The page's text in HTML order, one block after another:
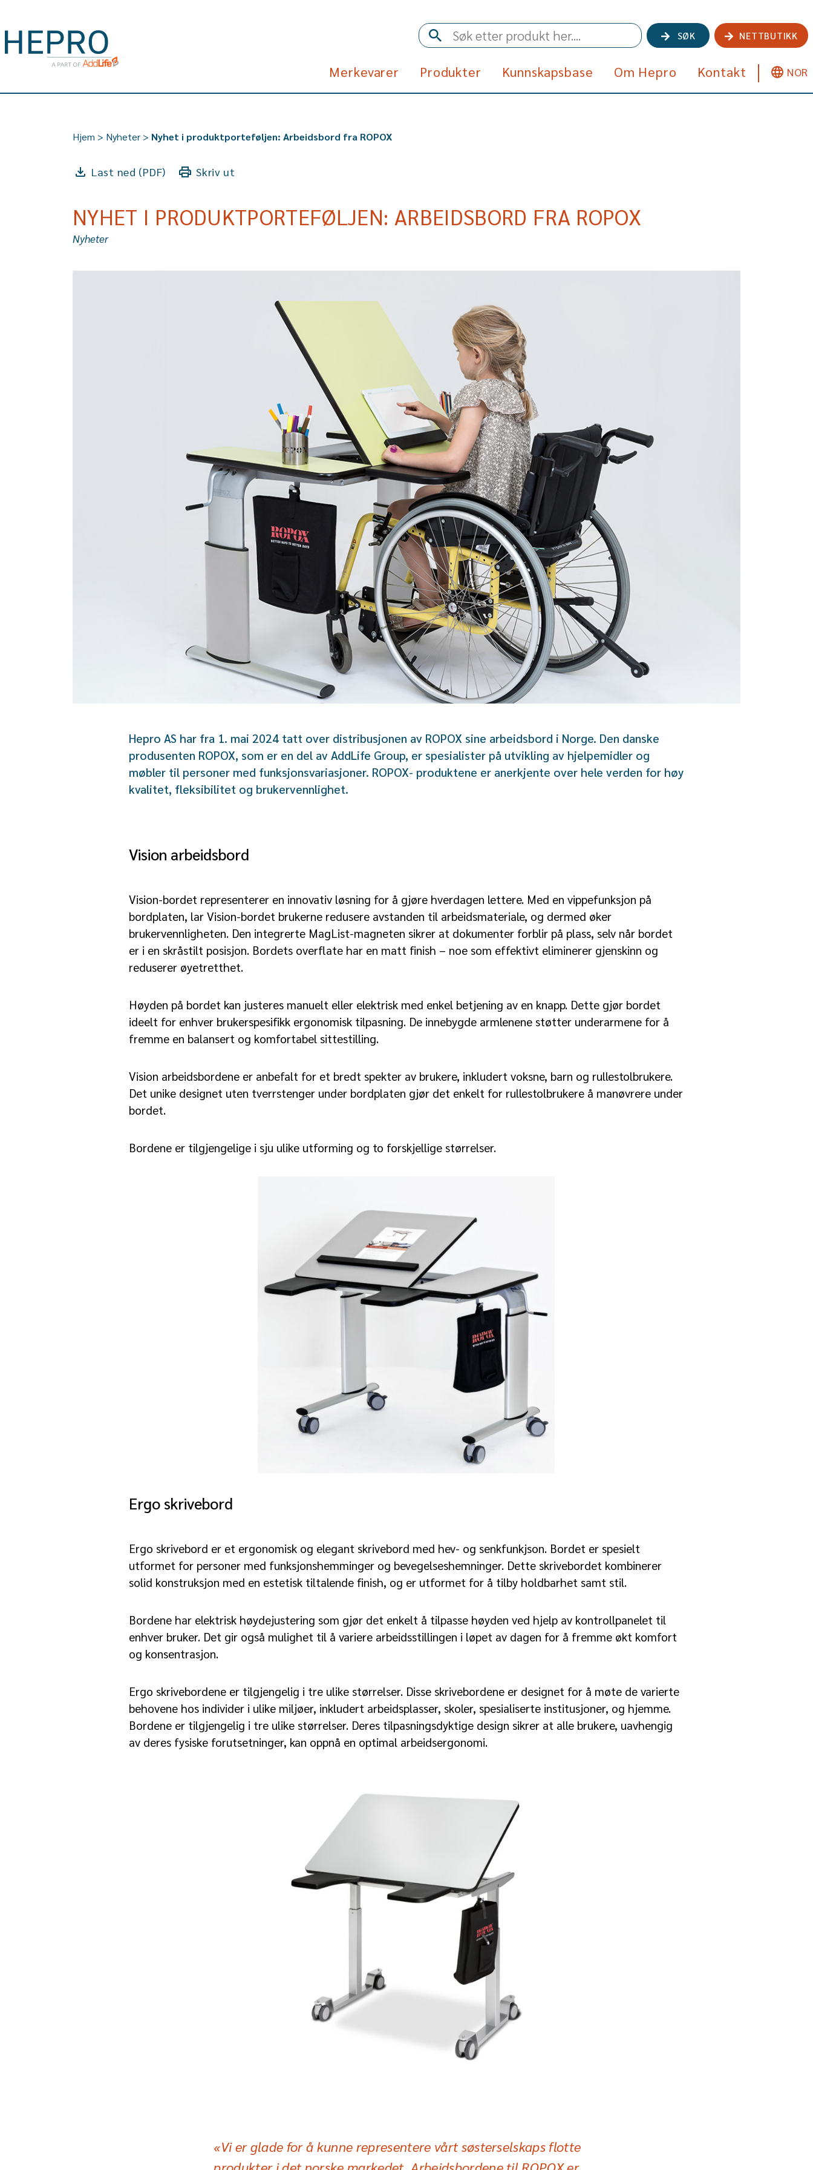
SØK NETTBUTIKK
Merkevarer Produkter Kunnskapsbase Om Hepro Kontakt NOR
Hjem > Nyheter > Nyhet i produktporteføljen: Arbeidsbord fra ROPOX
Last ned (PDF) Skriv ut
NYHET I PRODUKTPORTEFØLJEN: ARBEIDSBORD FRA ROPOX
Nyheter
Hepro AS har fra 1. mai 2024 tatt over distribusjonen av ROPOX sine arbeidsbord i Norge. Den danske
produsenten ROPOX, som er en del av AddLife Group, er spesialister på utvikling av hjelpemidler og
møbler til personer med funksjonsvariasjoner. ROPOX- produktene er anerkjente over hele verden for høy
kvalitet, fleksibilitet og brukervennlighet.
Vision arbeidsbord
Vision-bordet representerer en innovativ løsning for å gjøre hverdagen lettere. Med en vippefunksjon på
bordplaten, lar Vision-bordet brukerne redusere avstanden til arbeidsmateriale, og dermed øker
brukervennligheten. Den integrerte MagList-magneten sikrer at dokumenter forblir på plass, selv når bordet
er i en skråstilt posisjon. Bordets overflate har en matt finish – noe som effektivt eliminerer gjenskinn og
reduserer øyetretthet.
Høyden på bordet kan justeres manuelt eller elektrisk med enkel betjening av en knapp. Dette gjør bordet
ideelt for enhver brukerspesifikk ergonomisk tilpasning. De innebygde armlenene støtter underarmene for å
fremme en balansert og komfortabel sittestilling.
Vision arbeidsbordene er anbefalt for et bredt spekter av brukere, inkludert voksne, barn og rullestolbrukere.
Det unike designet uten tverrstenger under bordplaten gjør det enkelt for rullestolbrukere å manøvrere under
bordet.
Bordene er tilgjengelige i sju ulike utforming og to forskjellige størrelser.
Ergo skrivebord
Ergo skrivebord er et ergonomisk og elegant skrivebord med hev- og senkfunkjson. Bordet er spesielt
utformet for personer med funksjonshemminger og bevegelseshemninger. Dette skrivebordet kombinerer
solid konstruksjon med en estetisk tiltalende finish, og er utformet for å tilby holdbarhet samt stil.
Bordene har elektrisk høydejustering som gjør det enkelt å tilpasse høyden ved hjelp av kontrollpanelet til
enhver bruker. Det gir også mulighet til å variere arbeidsstillingen i løpet av dagen for å fremme økt komfort
og konsentrasjon.
Ergo skrivebordene er tilgjengelig i tre ulike størrelser. Disse skrivebordene er designet for å møte de varierte
behovene hos individer i ulike miljøer, inkludert arbeidsplasser, skoler, spesialiserte institusjoner, og hjemme.
Bordene er tilgjengelig i tre ulike størrelser. Deres tilpasningsdyktige design sikrer at alle brukere, uavhengig
av deres fysiske forutsetninger, kan oppnå en optimal arbeidsergonomi.
«Vi er glade for å kunne representere vårt søsterselskaps flotte